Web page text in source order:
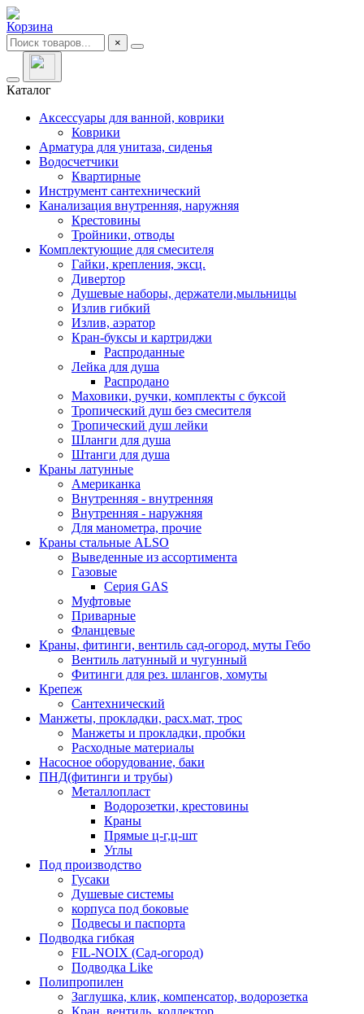
Корзина
×
Каталог
Аксессуары для ванной, коврики
Коврики
Арматура для унитаза, сиденья
Водосчетчики
Квартирные
Инструмент сантехнический
Канализация внутренняя, наружняя
Крестовины
Тройники, отводы
Комплектующие для смесителя
Гайки, крепления, эксц.
Дивертор
Душевые наборы, держатели,мыльницы
Излив гибкий
Излив, аэратор
Кран-буксы и картриджи
Распроданные
Лейка для душа
Распродано
Маховики, ручки, комплекты с буксой
Тропический душ без смесителя
Тропический душ лейки
Шланги для душа
Штанги для душа
Краны латунные
Американка
Внутренняя - внутренняя
Внутренняя - наружняя
Для манометра, прочие
Краны стальные ALSO
Выведенные из ассортимента
Газовые
Серия GAS
Муфтовые
Приварные
Фланцевые
Краны, фитинги, вентиль сад-огород, муты Гебо
Вентиль латунный и чугунный
Фитинги для рез. шлангов, хомуты
Крепеж
Сантехнический
Манжеты, прокладки, расх.мат, трос
Манжеты и прокладки, пробки
Расходные материалы
Насосное оборудование, баки
ПНД(фитинги и трубы)
Металлопласт
Водорозетки, крестовины
Краны
Прямые ц-г,ц-шт
Углы
Под производство
Гусаки
Душевые системы
корпуса под боковые
Подвесы и паспорта
Подводка гибкая
FIL-NOIX (Сад-огород)
Подводка Like
Полипропилен
Заглушка, клик, компенсатор, водорозетка
Кран, вентиль, коллектор